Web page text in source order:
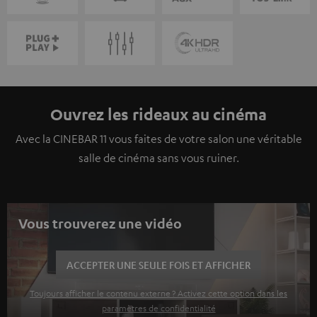
Ouvrez les rideaux au cinéma
Avec la CINEBAR 11 vous faites de votre salon une véritable
salle de cinéma sans vous ruiner.
Vous trouverez une vidéo
ACCEPTER UNE SEULE FOIS ET AFFICHER
Toujours afficher le contenu externe ? Activez cette option dans les
paramètres de confidentialité